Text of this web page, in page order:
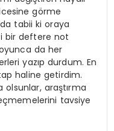
görme
tabii ki oraya
bir deftere not
da her
yazıp durdum. En
haline getirdim.
olsunlar, araştırma
tavsiye